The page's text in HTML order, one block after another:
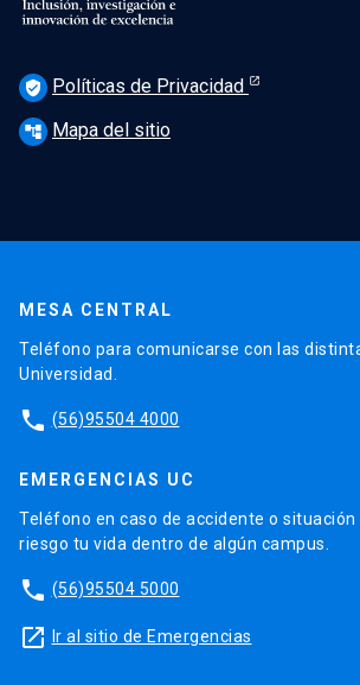
verified_user Políticas de Privacidad
account_tree Mapa del sitio
MESA CENTRAL
Teléfono para comunicarse con las
Universidad.
phone (56)95504 4000
EMERGENCIAS UC
Teléfono en caso de accidente o situación
riesgo tu vida dentro de algún campus.
phone (56)95504 5000
launch Ir al sitio de Emergencias